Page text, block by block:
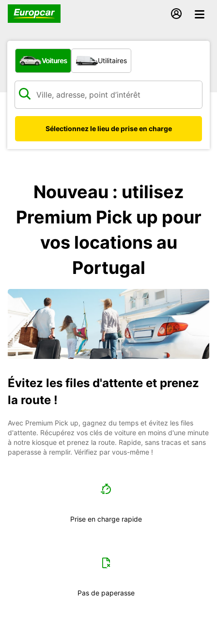
Quel type de véhicule ?
Voitures Utilitaires
Sélectionnez le lieu de prise en charge
Nouveau : utilisez
Premium Pick up pour
vos locations au
Portugal
Évitez les files d'attente et prenez
la route !
Avec Premium Pick up, gagnez du temps et évitez les files
d'attente. Récupérez vos clés de voiture en moins d'une minute
à notre kiosque et prenez la route. Rapide, sans tracas et sans
paperasse à remplir. Vérifiez par vous-même !
Prise en charge rapide
Pas de paperasse